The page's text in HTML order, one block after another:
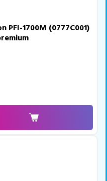
PFI-1700M (0777C001)